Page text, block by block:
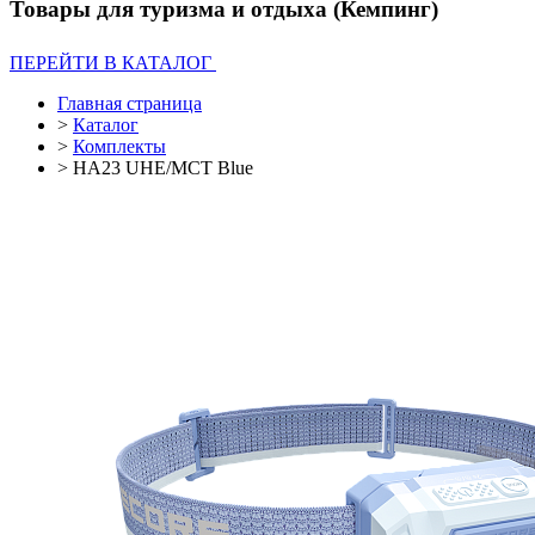
Товары для туризма и отдыха (Кемпинг)
ПЕРЕЙТИ В КАТАЛОГ
Главная страница
> Каталог
> Комплекты
> HA23 UHE/MCT Blue